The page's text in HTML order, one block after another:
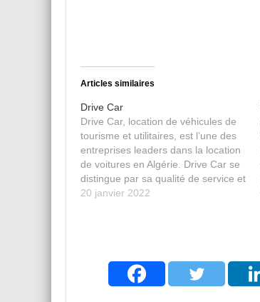
Articles similaires
Drive Car
Drive Car, location de véhicules de
tourisme et utilitaires, est l’une des
entreprises leaders dans la location
de voitures en Algérie. Drive Car se
distingue par sa qualité de service et
sa bienveillance sur ses clients.
20 janvier 2022